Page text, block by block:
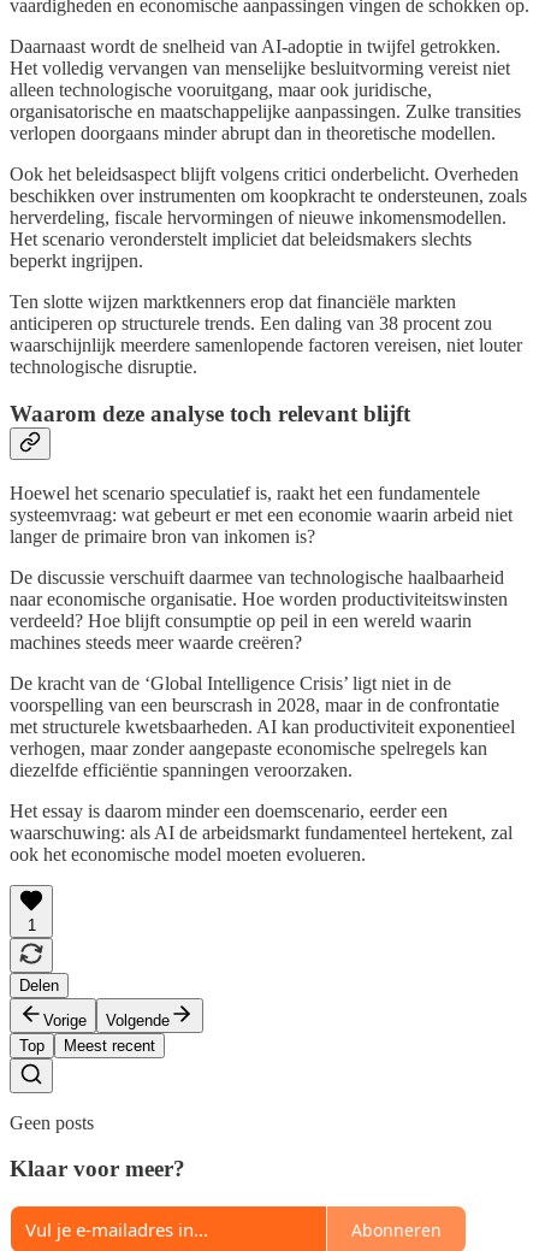
vaardigheden en economische aanpassingen vingen de schokken op.
Daarnaast wordt de snelheid van AI-adoptie in twijfel getrokken.
Het volledig vervangen van menselijke besluitvorming vereist niet
alleen technologische vooruitgang, maar ook juridische,
organisatorische en maatschappelijke aanpassingen. Zulke transities
verlopen doorgaans minder abrupt dan in theoretische modellen.
Ook het beleidsaspect blijft volgens critici onderbelicht. Overheden
beschikken over instrumenten om koopkracht te ondersteunen, zoals
herverdeling, fiscale hervormingen of nieuwe inkomensmodellen.
Het scenario veronderstelt impliciet dat beleidsmakers slechts
beperkt ingrijpen.
Ten slotte wijzen marktkenners erop dat financiële markten
anticiperen op structurele trends. Een daling van 38 procent zou
waarschijnlijk meerdere samenlopende factoren vereisen, niet louter
technologische disruptie.
Waarom deze analyse toch relevant blijft
Hoewel het scenario speculatief is, raakt het een fundamentele
systeemvraag: wat gebeurt er met een economie waarin arbeid niet
langer de primaire bron van inkomen is?
De discussie verschuift daarmee van technologische haalbaarheid
naar economische organisatie. Hoe worden productiviteitswinsten
verdeeld? Hoe blijft consumptie op peil in een wereld waarin
machines steeds meer waarde creëren?
De kracht van de ‘Global Intelligence Crisis’ ligt niet in de
voorspelling van een beurscrash in 2028, maar in de confrontatie
met structurele kwetsbaarheden. AI kan productiviteit exponentieel
verhogen, maar zonder aangepaste economische spelregels kan
diezelfde efficiëntie spanningen veroorzaken.
Het essay is daarom minder een doemscenario, eerder een
waarschuwing: als AI de arbeidsmarkt fundamenteel hertekent, zal
ook het economische model moeten evolueren.
1
Delen
Vorige
Volgende
Top
Meest recent
Geen posts
Klaar voor meer?
Abonneren